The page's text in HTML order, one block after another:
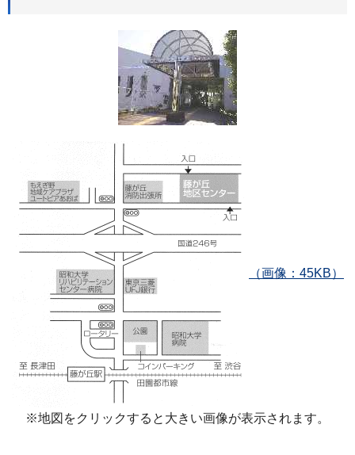
（画像：45KB）
※地図をクリックすると大きい画像が表示されます。